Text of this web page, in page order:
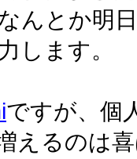
んとか明
します。
ですが、個
えるのは